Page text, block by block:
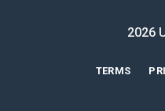
2026
TERMS